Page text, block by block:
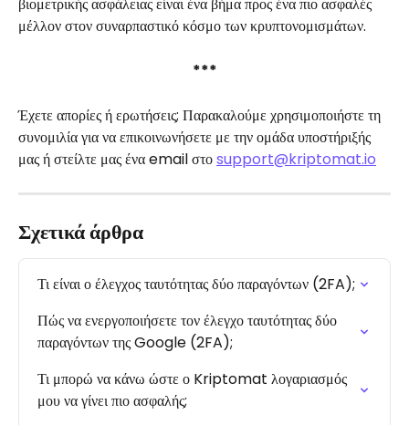
βιομετρικής ασφάλειας είναι ένα βήμα προς ένα πιο ασφαλές
μέλλον στον συναρπαστικό κόσμο των κρυπτονομισμάτων.
***
Έχετε απορίες ή ερωτήσεις; Παρακαλούμε χρησιμοποιήστε τη
συνομιλία για να επικοινωνήσετε με την ομάδα υποστήριξής
μας ή στείλτε μας ένα email στο support@kriptomat.io
Σχετικά άρθρα
Τι είναι ο έλεγχος ταυτότητας δύο παραγόντων (2FA);
Πώς να ενεργοποιήσετε τον έλεγχο ταυτότητας δύο
παραγόντων της Google (2FA);
Τι μπορώ να κάνω ώστε ο Kriptomat λογαριασμός
μου να γίνει πιο ασφαλής;